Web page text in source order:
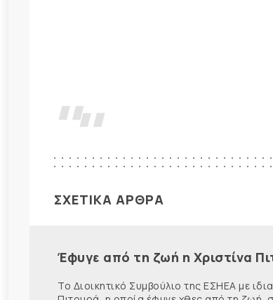
ΣΧΕΤΙΚΑ ΑΡΘΡΑ
Έφυγε από τη ζωή η Χριστίνα
Το Διοικητικό Συμβούλιο της ΕΣΗΕΑ με